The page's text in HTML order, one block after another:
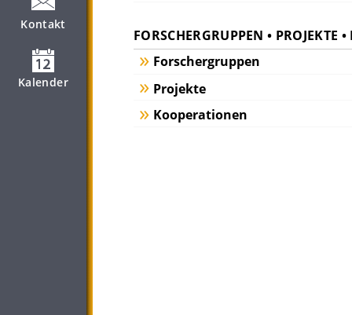
Kontakt
Kalender
FORSCHERGRUPPEN • PROJEKTE
Forschergruppen
Projekte
Kooperationen